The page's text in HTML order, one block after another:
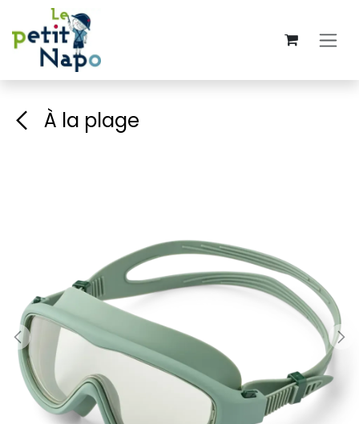
Se rendre au contenu
À la plage